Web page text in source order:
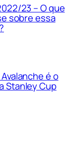
23 – O que
sobre essa
é o
Stanley Cup